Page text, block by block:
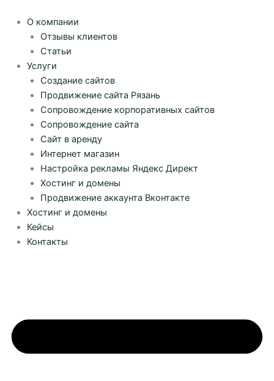
содержимому
О компании
Отзывы клиентов
Статьи
Услуги
Создание сайтов
Продвижение сайта Рязань
Сопровождение корпоративных сайтов
Сопровождение сайта
Сайт в аренду
Интернет магазин
Настройка рекламы Яндекс Директ
Хостинг и домены
Продвижение аккаунта Вконтакте
Хостинг и домены
Кейсы
Контакты